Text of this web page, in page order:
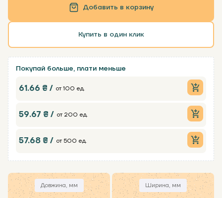
Добавить в корзину
Купить в один клик
Покупай больше, плати меньше
61.66 ₴ / от 100 ед.
59.67 ₴ / от 200 ед.
57.68 ₴ / от 500 ед.
Довжина, мм Ширина, мм